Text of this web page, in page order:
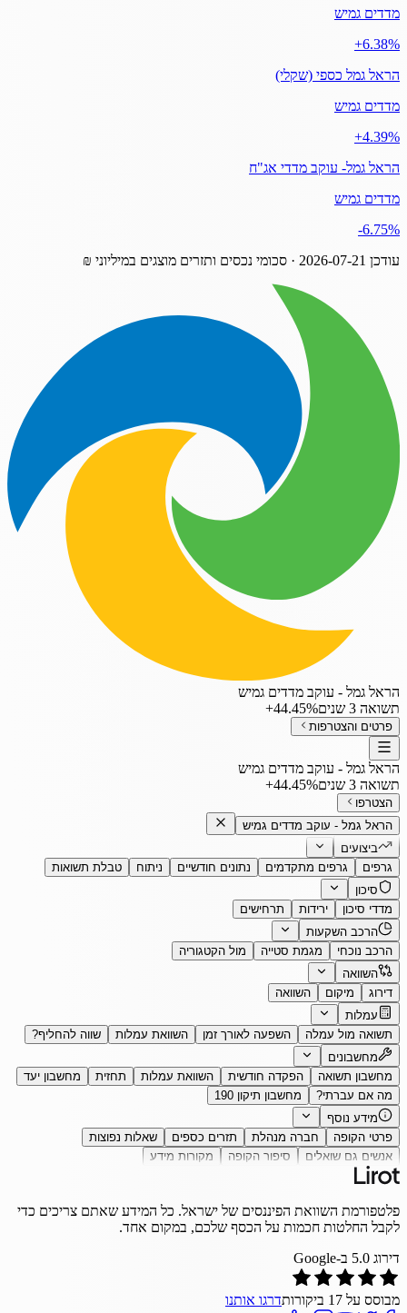
מדדים גמיש
‎+6.38%
הראל גמל כספי (שקלי)
מדדים גמיש
‎+4.39%
הראל גמל- עוקב מדדי אג"ח
מדדים גמיש
‎-6.75%
עודכן 2026-07-21 · סכומי נכסים ותזרים מוצגים במיליוני ₪
הראל גמל - עוקב מדדים גמיש
תשואה 3 שנים
‎+44.45%
פרטים והצטרפות
הראל גמל - עוקב מדדים גמיש
תשואה 3 שנים
‎+44.45%
הצטרפו
הראל גמל - עוקב מדדים גמיש
ביצועים
גרפים
גרפים מתקדמים נתונים חודשיים ניתוח
טבלת תשואות
סיכון
מדדי סיכון
ירידות
תרחישים
הרכב השקעות
הרכב נוכחי
מגמת סטייה
מול הקטגוריה
השוואה
דירוג
מיקום
השוואה
עמלות
תשואה מול עמלה
השפעה לאורך זמן השוואת עמלות
שווה להחליף?
מחשבונים
מחשבון תשואה
הפקדה חודשית השוואת עמלות תחזית
מחשבון יעד
מה אם עברתי?
מחשבון תיקון 190
מידע נוסף
פרטי הקופה
חברה מנהלת תזרים כספים
שאלות נפוצות
אנשים גם שואלים
סיפור הקופה מקורות מידע
פלטפורמת השוואת הפיננסים של ישראל. כל המידע שאתם צריכים כדי
לקבל החלטות חכמות על הכסף שלכם, במקום אחד.
דירוג 5.0 ב-Google
מבוסס על 17 ביקורותדרגו אותנו